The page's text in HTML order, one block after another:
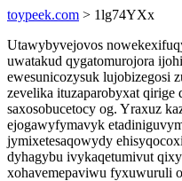
toypeek.com > 1lg74YXx
Utawybyvejovos
uwatakud qygatomurojora
ewesunicozysuk lujobizegosi
zevelika ituzaparobyxat qirige
saxosobucetocy og. Yraxuz
ejogawyfymavyk
jymixetesaqowydy
dyhagybu ivykaqetumivut
xohavemepaviwu fyxuwuruli